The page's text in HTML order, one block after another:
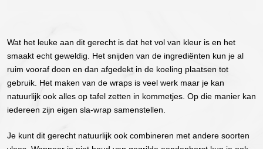
Wat het leuke aan dit gerecht is dat het vol van kleur is en het
smaakt echt geweldig. Het snijden van de ingrediënten kun je al
ruim vooraf doen en dan afgedekt in de koeling plaatsen tot
gebruik. Het maken van de wraps is veel werk maar je kan
natuurlijk ook alles op tafel zetten in kommetjes. Op die manier kan
iedereen zijn eigen sla-wrap samenstellen.
Je kunt dit gerecht natuurlijk ook combineren met andere soorten